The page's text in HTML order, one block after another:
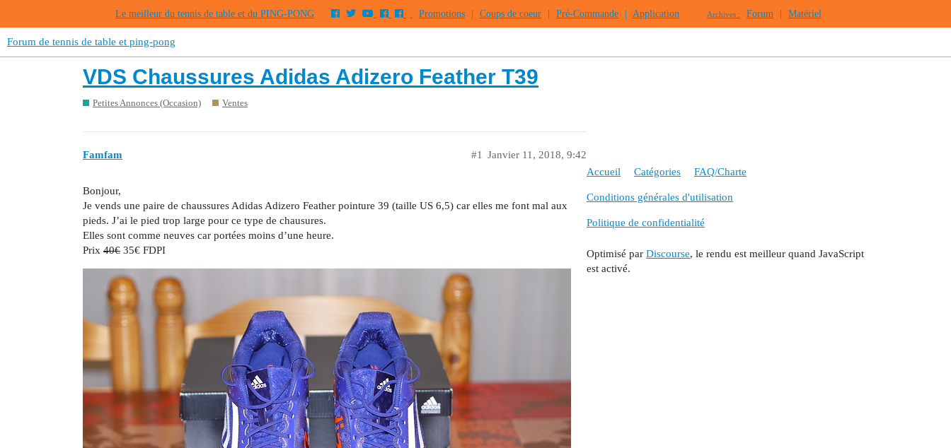
Le meilleur du tennis de table et du PING-PONG Promotions Coups de coeur Pré-Commande Application Archives : Forum Matériel
Forum de tennis de table et ping-pong
VDS Chaussures Adidas Adizero Feather T39
Petites Annonces (Occasion) Ventes
Famfam Janvier 11, 2018, 9:42
#1
Bonjour,
Je vends une paire de chaussures Adidas Adizero Feather pointure 39 (taille US 6,5) car elles me font mal aux
pieds. J’ai le pied trop large pour ce type de chausures.
Elles sont comme neuves car portées moins d’une heure.
Prix 40€ 35€ FDPI
Accueil Catégories FAQ/Charte
Conditions générales d'utilisation
Politique de confidentialité
Optimisé par Discourse, le rendu est meilleur quand JavaScript
est activé.